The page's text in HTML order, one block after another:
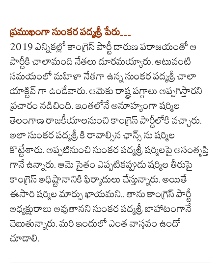
ప్రముఖంగా సుంకర పద్మశ్రీ పేరు…
2019 ఎన్నికల్లో కాంగ్రెస్ పార్టీ దారుణ పరాజయంతో ఆ
పార్టీకి చాలామంది నేతలు దూరమయ్యారు. అటువంటి
సమయంలో మహిళా నేతగా ఉన్న సుంకర పద్మశ్రీ చాలా
యాక్టివ్ గా ఉండేవారు. ఆమెకు రాష్ట్ర పగ్గాలు అప్పగిస్తారని
ప్రచారం నడిచింది. ఇంతలోనే అనూహ్యంగా షర్మిల
తెలంగాణ రాజకీయాలనుంచి కాంగ్రెస్ పార్టీలోకి వచ్చారు.
అలా సుంకర పద్మశ్రీ కి రావాల్సిన ఛాన్స్ ను షర్మిల
కొట్టేశారు. అప్పటినుంచి సుంకర పద్మశ్రీ షర్మిలపై అసంతృప్తి
గానే ఉన్నారు. ఆమె సైతం ఎప్పటికప్పుడు షర్మిల తీరుపై
కాంగ్రెస్ అధిష్టానానికి ఫిర్యాదులు చేస్తున్నారు. అయితే
ఈసారి షర్మిల మార్పు ఖాయమని.. తాను కాంగ్రెస్ పార్టీ
అధ్యక్షురాలు అవుతానని సుంకర పద్మశ్రీ బాహాటంగానే
చెబుతున్నారు. మరి ఇందులో ఎంత వాస్తవం ఉందో
చూడాలి.